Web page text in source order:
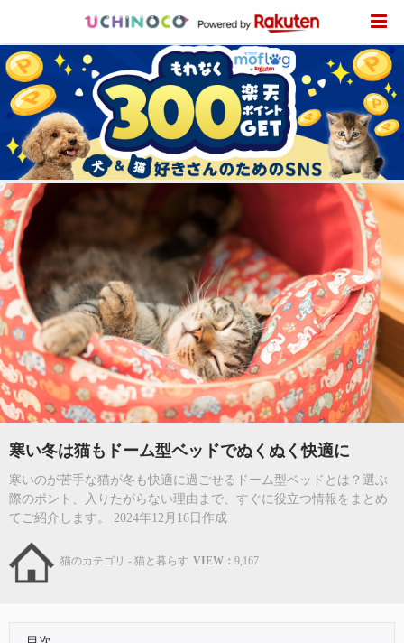
寒い冬は猫もドーム型ベッドでぬくぬく快適に
寒いのが苦手な猫が冬も快適に過ごせるドーム型ベッドとは？選ぶ
際のポント、入りたがらない理由まで、すぐに役立つ情報をまとめ
てご紹介します。 2024年12月16日作成
猫のカテゴリ - 猫と暮らす VIEW： 9,167